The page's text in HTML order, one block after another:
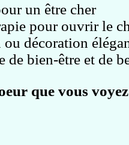
un être cher
pour ouvrir le
décoration
de bien-être et de
que vous